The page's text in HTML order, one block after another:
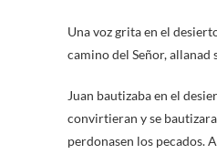
Una voz grita en el
camino del Señor, allanad
Juan bautizaba en el
convirtieran y se
perdonasen los pecados.